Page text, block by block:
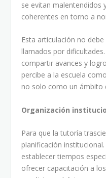
se evitan malentendidos
coherentes en torno a
Esta articulación no
llamados por
compartir avances y
percibe a la escuela
no solo como un ámbito
Organización
Para que la tutoría
planificación
establecer tiempos
ofrecer capacitación a